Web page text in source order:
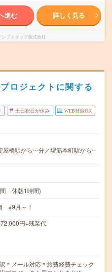
進む 詳しく見る
プスタッフ株式会社
ロジェクトに関する
土日祝日が休み WEB登録OK
屋橋駅から---分／堺筋本町駅から--
休憩1時間)
※9月～！
円+残業代
＊メール対応＊旅費経費チェック